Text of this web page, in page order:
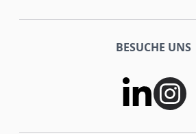
BESUCHE UNS